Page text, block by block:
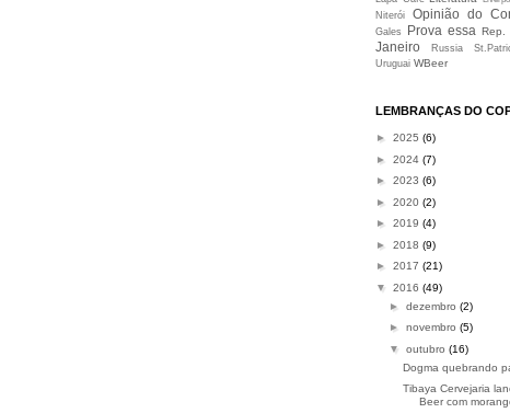
Niterói
Opinião do
Gales
Prova essa Rep.
Janeiro
Russia
Uruguai WBeer
LEMBRANÇAS DO
► 2025 (6)
► 2024 (7)
► 2023 (6)
► 2020 (2)
► 2019 (4)
► 2018 (9)
► 2017 (21)
▼ 2016 (49)
► dezembro (2)
► novembro (5)
▼ outubro (16)
Dogma quebrando
Tibaya Cervejaria
Beer com